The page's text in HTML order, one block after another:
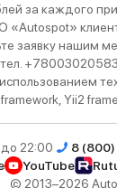
за каждого
«Autospot»
заявку нашим
тел. +78003020583
Yii2
22:00 8
YouTube
© 2013–2026